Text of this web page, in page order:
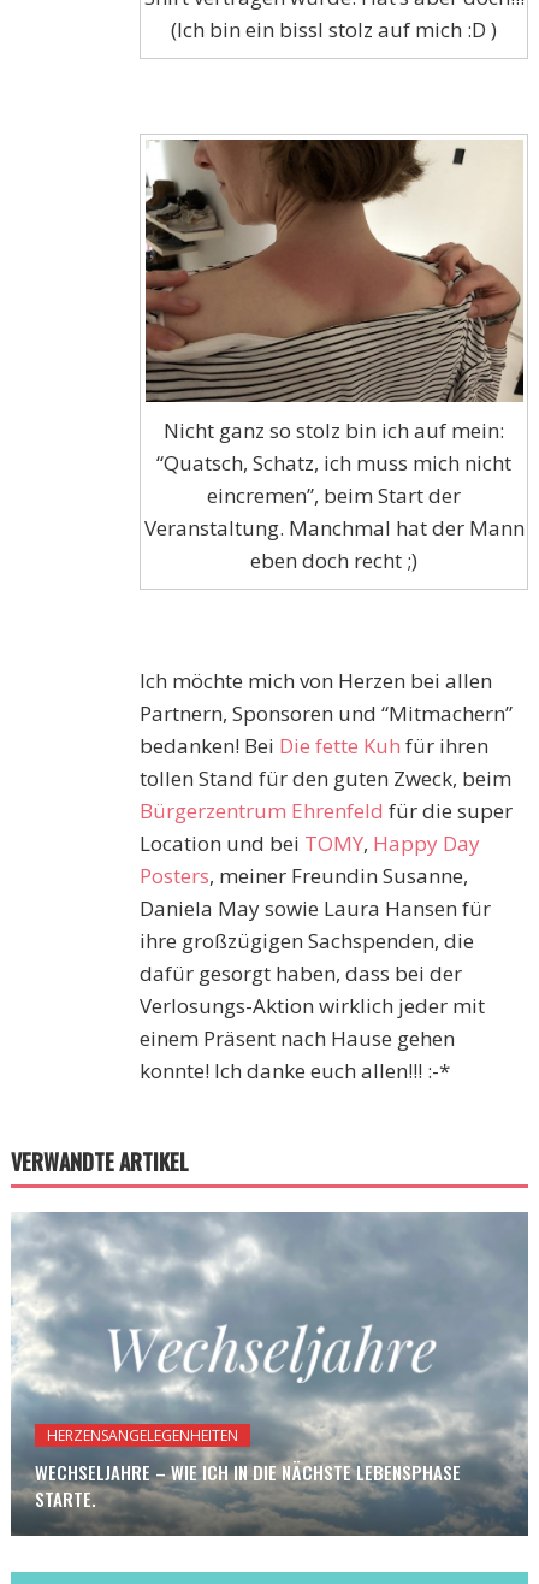
(Ich bin ein bissl stolz auf mich :D )
Nicht ganz so stolz bin ich auf mein:
“Quatsch, Schatz, ich muss mich nicht
eincremen”, beim Start der
Veranstaltung. Manchmal hat der Mann
eben doch recht ;)
Ich möchte mich von Herzen bei allen
Partnern, Sponsoren und “Mitmachern”
bedanken! Bei Die fette Kuh für ihren
tollen Stand für den guten Zweck, beim
Bürgerzentrum Ehrenfeld für die super
Location und bei TOMY, Happy Day
Posters, meiner Freundin Susanne,
Daniela May sowie Laura Hansen für
ihre großzügigen Sachspenden, die
dafür gesorgt haben, dass bei der
Verlosungs-Aktion wirklich jeder mit
einem Präsent nach Hause gehen
konnte! Ich danke euch allen!!! :-*
VERWANDTE ARTIKEL
HERZENSANGELEGENHEITEN
WECHSELJAHRE – WIE ICH IN DIE NÄCHSTE LEBENSPHASE
STARTE.